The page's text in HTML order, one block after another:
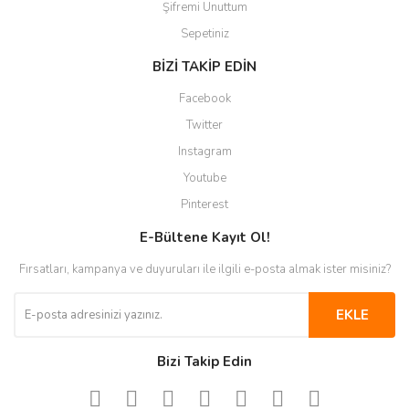
Şifremi Unuttum
Sepetiniz
BİZİ TAKİP EDİN
Facebook
Twitter
Instagram
Youtube
Pinterest
E-Bültene Kayıt Ol!
Fırsatları, kampanya ve duyuruları ile ilgili e-posta almak ister misiniz?
EKLE
Bizi Takip Edin